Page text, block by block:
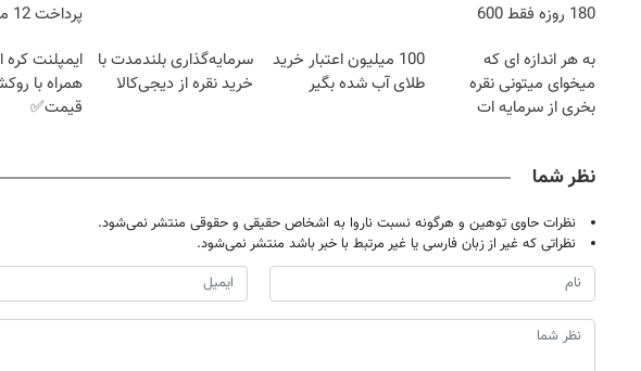
180 روزه فقط 600
پرداخت 12 ماهه )
به هر اندازه ای که
میخوای میتونی نقره
بخری از سرمایه ات
100 میلیون اعتبار خرید
طلای آب شده بگیر
سرمایه‌گذاری بلندمدت با
خرید نقره از دیجی‌کالا
ایمپلنت کره
همراه با
قیمت✅
نظر شما
نظرات حاوی توهین و هرگونه نسبت ناروا به اشخاص حقیقی و حقوقی منتشر نمی‌شود.
نظراتی که غیر از زبان فارسی یا غیر مرتبط با خبر باشد منتشر نمی‌شود.